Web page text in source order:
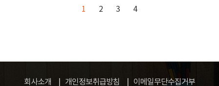
1 2 3 4
회사소개 개인정보취급방침 이메일무단수집거부